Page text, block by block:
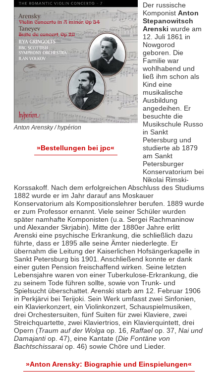
Anton Arensky / hypérion
»Bestellungen bei jpc«
Der russische
Komponist Anton
Stepanowitsch
Arenski wurde am
12. Juli 1861 in
Nowgorod
geboren. Die
Familie war
wohlhabend und
ließ ihm schon als
Kind eine
musikalische
Ausbildung
angedeihen. Er
besuchte die
Musikschule Russo
in Sankt
Petersburg und
studierte ab 1879
am Sankt
Petersburger
Konservatorium bei
Nikolai Rimski-
Korssakoff. Nach dem erfolgreichen Abschluss des Studiums
1882 wurde er im Jahr darauf ans Moskauer
Konservatorium als Kompositionslehrer berufen. 1889 wurde
er zum Professor ernannt. Viele seiner Schüler wurden
später namhafte Komponisten (u.a. Sergei Rachmaninow
und Alexander Skrjabin). Mitte der 1880er Jahre erlitt
Arenski eine psychische Erkrankung, die schließlich dazu
führte, dass er 1895 alle seine Ämter niederlegte. Er
übernahm die Leitung der Kaiserlichen Hofsängerkapelle in
Sankt Petersburg bis 1901. Anschließend konnte er dank
einer guten Pension freischaffend wirken. Seine letzten
Lebensjahre waren von einer Tuberkulose-Erkrankung, die
zu seinem Tode führen sollte, sowie von Trunk- und
Spielsucht überschattet. Arenski starb am 12. Februar 1906
in Perkjärvi bei Terijoki. Sein Werk umfasst zwei Sinfonien,
ein Klavierkonzert, ein Violinkonzert, Schauspielmusiken,
drei Orchestersuiten, fünf Suiten für zwei Klaviere, zwei
Streichquartette, zwei Klaviertrios, ein Klavierquintett, drei
Opern (Traum auf der Wolga op. 16, Raffaelop. 37, Nai und
Damajantiop. 47), eine Kantate (Die Fontäne von
Bachtschissaraiop. 46) sowie Chöre und Lieder.
»Anton Arensky: Biographie und Einspielungen«